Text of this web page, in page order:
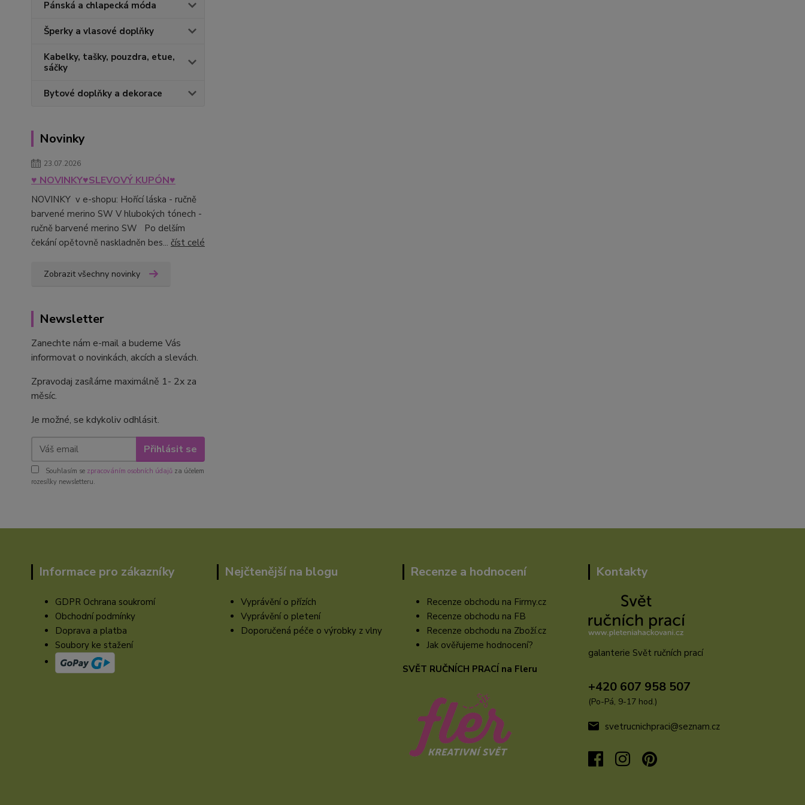
Pánská a chlapecká móda
Šperky a vlasové doplňky
Kabelky, tašky, pouzdra, etue,
sáčky
Bytové doplňky a dekorace
Novinky
23.07.2026
♥ NOVINKY♥SLEVOVÝ KUPÓN♥
NOVINKY v e-shopu: Hořící láska - ručně
barvené merino SW V hlubokých tónech -
ručně barvené merino SW Po delším
čekání opětovně naskladněn bes... číst celé
Zobrazit všechny novinky
Newsletter
Zanechte nám e-mail a budeme Vás
informovat o novinkách, akcích a slevách.
Zpravodaj zasíláme maximálně 1- 2x za
měsíc.
Je možné, se kdykoliv odhlásit.
Přihlásit se
Souhlasím se zpracováním osobních údajů za účelem
rozesílky newsletteru.
Informace pro zákazníky
GDPR Ochrana soukromí
Obchodní podmínky
Doprava a platba
Soubory ke stažení
Nejčtenější na blogu
Vyprávění o přízích
Vyprávění o pletení
Doporučená péče o výrobky z vlny
Recenze a hodnocení
Recenze obchodu na Firmy.cz
Recenze obchodu na FB
Recenze obchodu na Zboží.cz
Jak ověřujeme hodnocení?
SVĚT RUČNÍCH PRACÍ na Fleru
Kontakty
galanterie Svět ručních prací
+420 607 958 507
(Po-Pá, 9-17 hod.)
svetrucnichpraci@seznam.cz